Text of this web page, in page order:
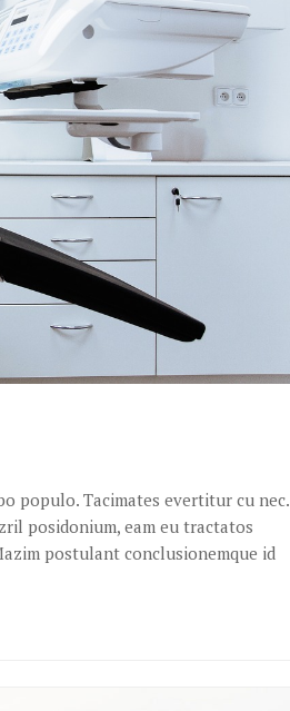
populo. Tacimates evertitur cu nec.
posidonium, eam eu tractatos
postulant conclusionemque id